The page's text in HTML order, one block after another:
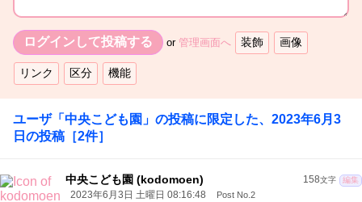
or 管理画面へ
ユーザ「 中央こども園 」の投稿に限定した、 2023年6月3
日 の投稿 ［2件］
158文字 編集
中央こども園 (kodomoen)
2023年6月3日 土曜日 08:16:48 Post No.2